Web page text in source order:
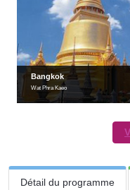
Bangkok
Wat Phra Kaeo
Détail du programme